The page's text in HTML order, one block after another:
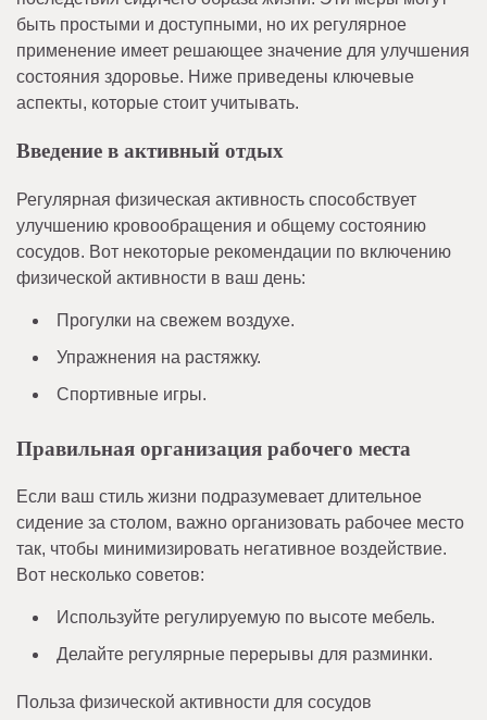
быть простыми и доступными, но их регулярное
применение имеет решающее значение для улучшения
состояния здоровье. Ниже приведены ключевые
аспекты, которые стоит учитывать.
Введение в активный отдых
Регулярная физическая активность способствует
улучшению кровообращения и общему состоянию
сосудов. Вот некоторые рекомендации по включению
физической активности в ваш день:
Прогулки на свежем воздухе.
Упражнения на растяжку.
Спортивные игры.
Правильная организация рабочего места
Если ваш стиль жизни подразумевает длительное
сидение за столом, важно организовать рабочее место
так, чтобы минимизировать негативное воздействие.
Вот несколько советов:
Используйте регулируемую по высоте мебель.
Делайте регулярные перерывы для разминки.
Польза физической активности для сосудов